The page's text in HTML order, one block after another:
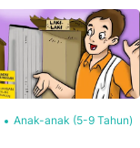
Anak-anak (5-9 Tahun)